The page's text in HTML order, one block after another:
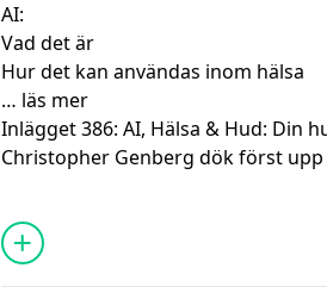
AI:
Vad det är
Hur det kan användas inom hälsa
… läs mer
Inlägget386: AI, Hälsa & Hud: Din
Christopher Genberg dök först